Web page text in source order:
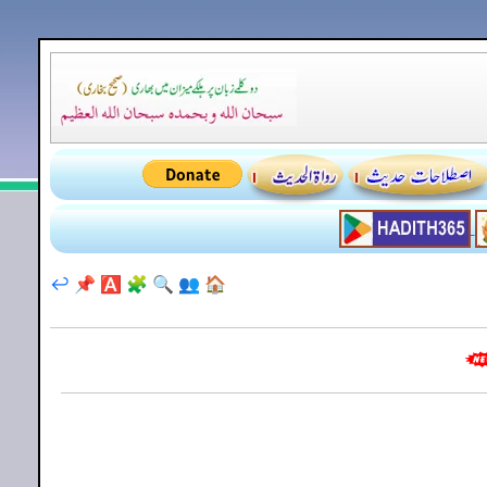
🏠
👥
🔍
🧩
🅰️
📌
↩️